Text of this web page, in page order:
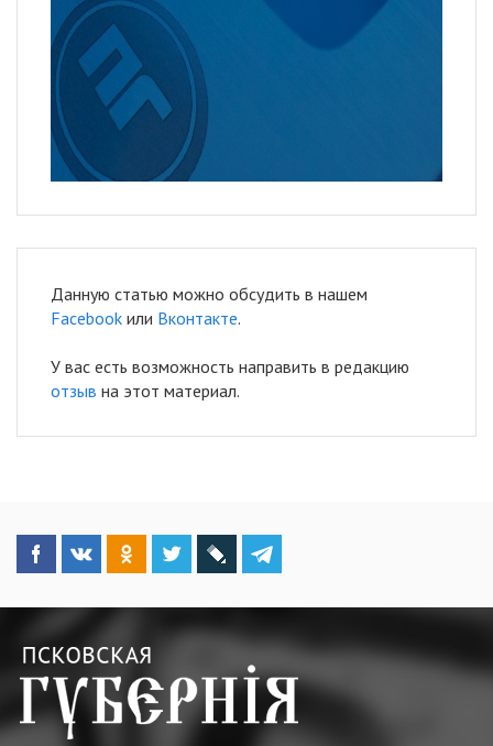
Данную статью можно обсудить в нашем
Facebook или Вконтакте.
У вас есть возможность направить в редакцию
отзыв на этот материал.